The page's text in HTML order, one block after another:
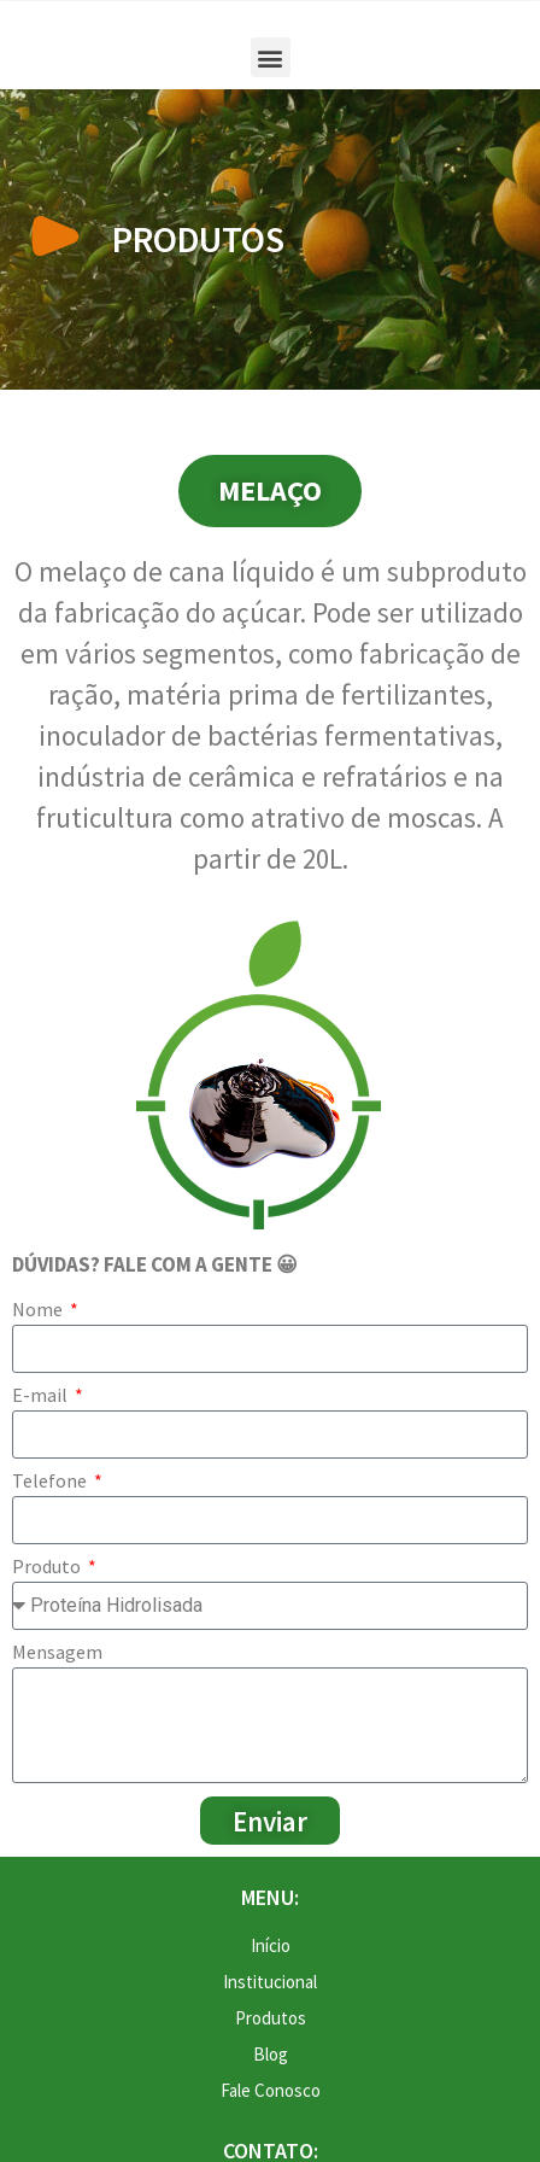
PRODUTOS
MELAÇO
O melaço de cana líquido é um subproduto
da fabricação do açúcar. Pode ser utilizado
em vários segmentos, como fabricação de
ração, matéria prima de fertilizantes,
inoculador de bactérias fermentativas,
indústria de cerâmica e refratários e na
fruticultura como atrativo de moscas. A
partir de 20L.
DÚVIDAS? FALE COM A GENTE 😀
Nome
E-mail
Telefone
Produto
Mensagem
Enviar
MENU:
Início
Institucional
Produtos
Blog
Fale Conosco
CONTATO: